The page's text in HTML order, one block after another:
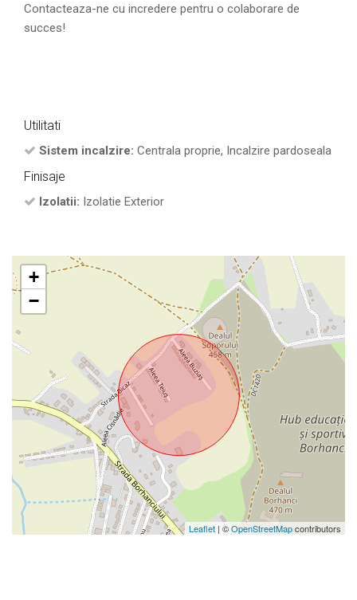
Contacteaza-ne cu incredere pentru o colaborare de
succes!
Utilitati
Sistem incalzire: Centrala proprie, Incalzire pardoseala
Finisaje
Izolatii: Izolatie Exterior
+
−
Leaflet | ©OpenStreetMapcontributors